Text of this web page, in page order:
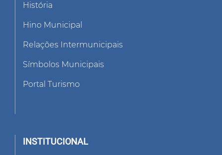
História
Hino Municipal
Relações Intermunicipais
Símbolos Municipais
Portal Turismo
INSTITUCIONAL